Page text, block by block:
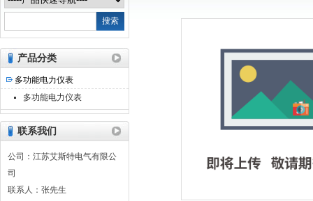
江苏艾斯特电气有限公司
产品分类
多功能电力仪表
多功能电力仪表
联系我们
公司：江苏艾斯特电气有限公
司
联系人：张先生